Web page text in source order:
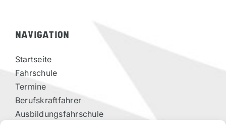
NAVIGATION
Startseite
Fahrschule
Termine
Berufskraftfahrer
Ausbildungsfahrschule